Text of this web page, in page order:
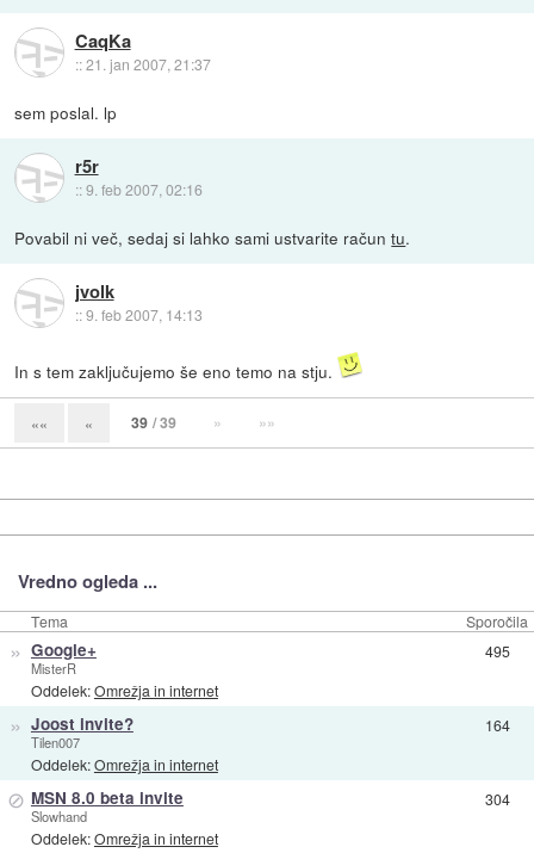
CaqKa
::21. jan 2007, 21:37
sem poslal. lp
r5r
::9. feb 2007, 02:16
Povabil ni več, sedaj si lahko sami ustvarite računtu.
jvolk
::9. feb 2007, 14:13
In s tem zaključujemo še eno temo na stju.
«« « 39 / 39 » »»
Vredno ogleda ...
Tema Sporočila
» Google+
MisterR
Oddelek:Omrežja in internet
495
» Joost invite?
Tilen007
Oddelek:Omrežja in internet
164
⊘ MSN 8.0 beta invite
Slowhand
Oddelek:Omrežja in internet
304